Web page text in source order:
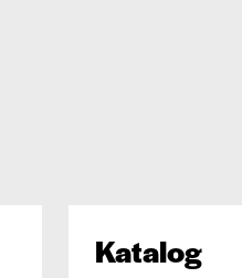
Katalog